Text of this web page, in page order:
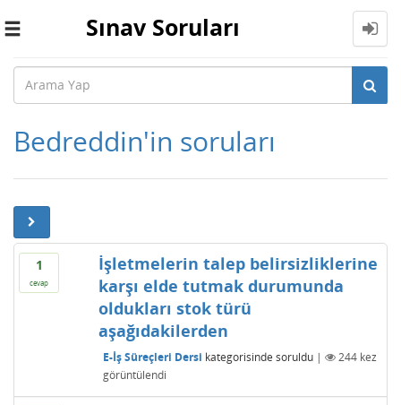
Toggle
Sınav Soruları
Bedreddin'in soruları
1
cevap
İşletmelerin talep belirsizliklerine
karşı elde tutmak durumunda
oldukları stok türü
aşağıdakilerden
E-İş Süreçleri Dersi kategorisinde soruldu | 244kez
görüntülendi